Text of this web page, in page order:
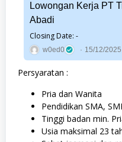
Lowongan Kerja PT
Abadi
Closing Date: -
w0ed0 15/12/2025
Persyaratan :
Pria dan Wanita
Pendidikan SMA,
Tinggi badan min.
Usia maksimal 23